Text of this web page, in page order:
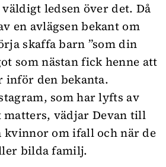
ledsen över det. Då
en avlägsen bekant om
skaffa barn ”som din
som nästan fick henne att
den bekanta.
som har lyfts av
matters, vädjar Devan till
kvinnor om ifall och när de
bilda familj.